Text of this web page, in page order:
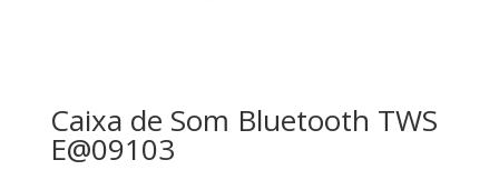
Caixa de Som Bluetooth TWS
E@09103